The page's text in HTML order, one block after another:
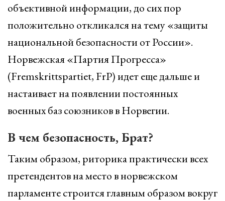
объективной информации, до сих пор
положительно откликался на тему «защиты
национальной безопасности от России».
Норвежская «Партия Прогресса»
(Fremskrittspartiet, FrP) идет еще дальше и
настаивает на появлении постоянных
военных баз союзников в Норвегии.
В чем безопасность, Брат?
Таким образом, риторика практически всех
претендентов на место в норвежском
парламенте строится главным образом вокруг